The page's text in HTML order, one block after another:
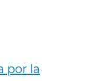
por la